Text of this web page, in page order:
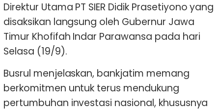
Direktur Utama PT SIER Didik Prasetiyono yang
disaksikan langsung oleh Gubernur Jawa
Timur Khofifah Indar Parawansa pada hari
Selasa (19/9).
Busrul menjelaskan, bankjatim memang
berkomitmen untuk terus mendukung
pertumbuhan investasi nasional, khususnya